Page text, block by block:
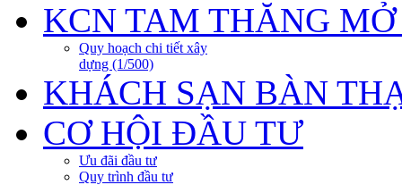
KCN TAM THĂNG MỞ
Quy hoạch chi tiết xây
dựng (1/500)
KHÁCH SẠN BÀN
CƠ HỘI ĐẦU TƯ
Ưu đãi đầu tư
Quy trình đầu tư